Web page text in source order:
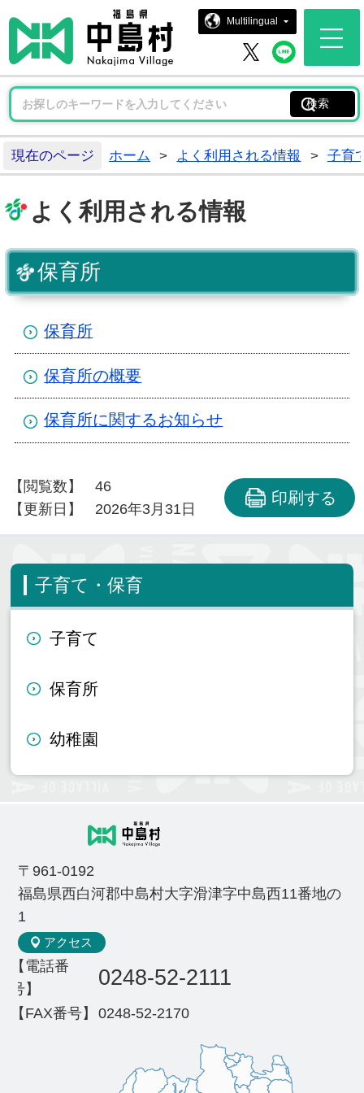
中島村ホ
Multilingual
中島村 X中島
現在のページ ホーム > よく利用される情報 > 子育
よく利用される情報
保育所
保育所
保育所の概要
保育所に関するお知らせ
【閲覧数】
46
【更新日】
2026年3月31日
印刷する
子育て・保育
子育て
保育所
幼稚園
〒961-0192
福島県西白河郡中島村大字滑津字中島西11番地の
1
アクセス
【電話番
号】
0248-52-2111
【FAX番号】 0248-52-2170